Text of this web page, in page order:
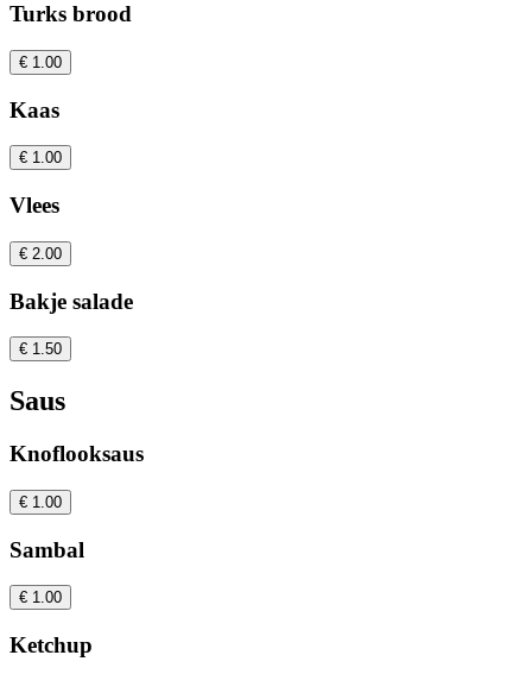
Turks brood
€ 1.00
Kaas
€ 1.00
Vlees
€ 2.00
Bakje salade
€ 1.50
Saus
Knoflooksaus
€ 1.00
Sambal
€ 1.00
Ketchup